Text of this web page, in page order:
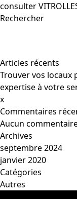
consulter
Rechercher
Articles récents
Trouver vos locaux
expertise à votre
x
Commentaires
Aucun
Archives
septembre 2024
janvier 2020
Catégories
Autres